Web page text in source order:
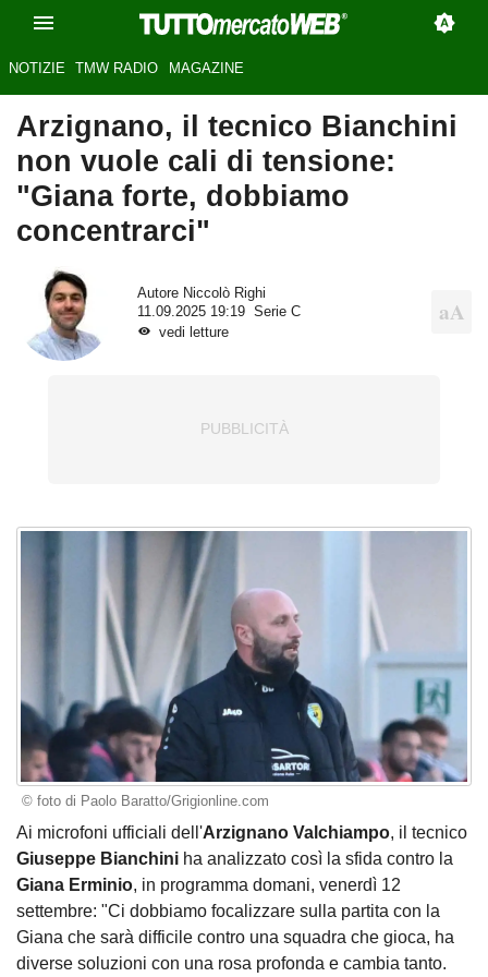
NOTIZIE TMW RADIO MAGAZINE
Arzignano, il tecnico Bianchini
non vuole cali di tensione:
"Giana forte, dobbiamo
concentrarci"
Autore Niccolò Righi
11.09.2025 19:19
Serie C
vedi letture
© foto di Paolo Baratto/Grigionline.com
Ai microfoni ufficiali dell'Arzignano Valchiampo, il tecnico
Giuseppe Bianchini ha analizzato così la sfida contro la
Giana Erminio, in programma domani, venerdì 12
settembre: "Ci dobbiamo focalizzare sulla partita con la
Giana che sarà difficile contro una squadra che gioca, ha
diverse soluzioni con una rosa profonda e cambia tanto.